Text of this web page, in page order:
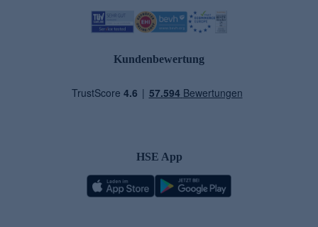
Kundenbewertung
HSE App